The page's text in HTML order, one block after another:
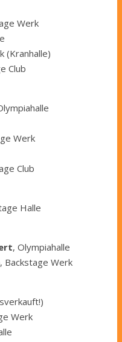
Werk
(Kranhalle)
Club
Werk
Club
Halle
, Olympiahalle
, Backstage Werk
Werk